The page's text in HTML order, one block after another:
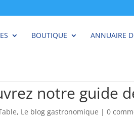
BOUTIQUE ANNUAIRE
notre guide
, Le blog gastronomique |0